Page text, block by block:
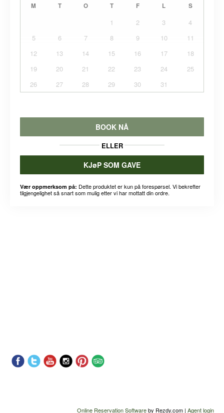
M T O T F L S
1 2 3
4
5
6 7 8 9 10
11
12
13 14 15 16 17
18
19
20 21 22 23 24
25
26
27 28 29 30 31
BOOK NÅ
ELLER
KJøP SOM GAVE
Vær oppmerksom på: Dette produktet er kun på forespørsel. Vi bekrefter
tilgjengelighet så snart som mulig etter vi har mottatt din ordre.
Online Reservation Softwareby Rezdy.com | Agent login